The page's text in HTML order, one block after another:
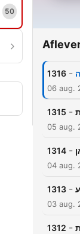
50
1316 -
06 aug.
1315 -
05 aug.
1314 -
04 aug.
1313 -
03 aug.
1312 -